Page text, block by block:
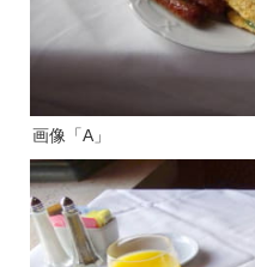
画像「A」